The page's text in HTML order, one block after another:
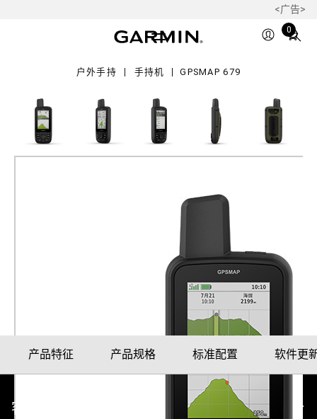
<广告>
0
Total
户外手持 手持机 GPSMAP 679
GPSMAP 679
多功能长续航北斗手持机
010-02813-12
产品特征 产品规格 标准配置 软件更
客户服务